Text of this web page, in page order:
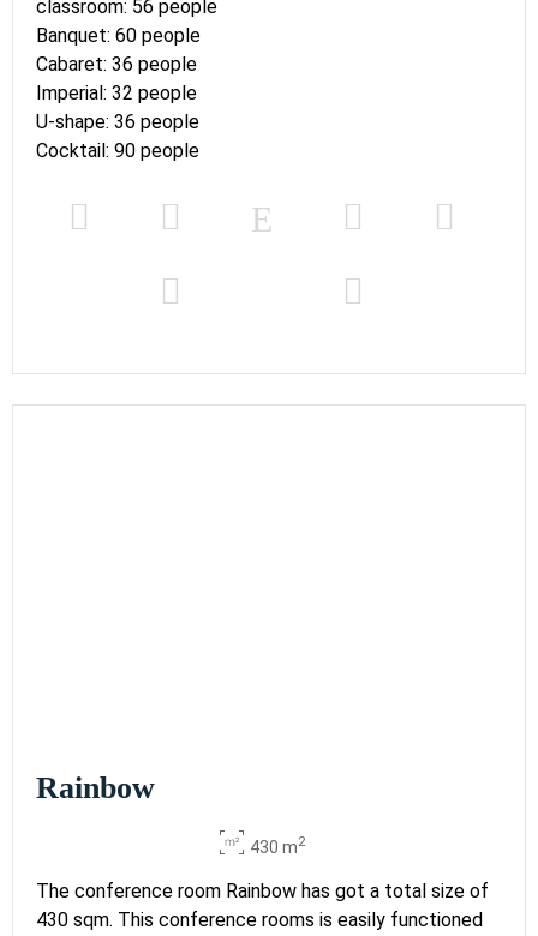
classroom: 56 people
Banquet: 60 people
Cabaret: 36 people
Imperial: 32 people
U-shape: 36 people
Cocktail: 90 people
Rainbow
430 m2
The conference room Rainbow has got a total size of
430 sqm. This conference rooms is easily functioned